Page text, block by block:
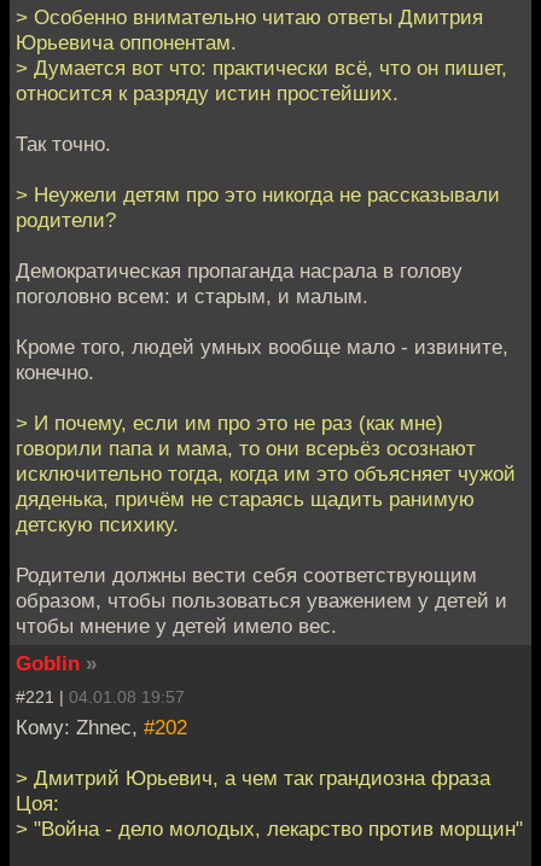
> Особенно внимательно читаю ответы Дмитрия
Юрьевича оппонентам.
> Думается вот что: практически всё, что он пишет,
относится к разряду истин простейших.
Так точно.
> Неужели детям про это никогда не рассказывали
родители?
Демократическая пропаганда насрала в голову
поголовно всем: и старым, и малым.
Кроме того, людей умных вообще мало - извините,
конечно.
> И почему, если им про это не раз (как мне)
говорили папа и мама, то они всерьёз осознают
исключительно тогда, когда им это объясняет чужой
дяденька, причём не стараясь щадить ранимую
детскую психику.
Родители должны вести себя соответствующим
образом, чтобы пользоваться уважением у детей и
чтобы мнение у детей имело вес.
Goblin »
#221 | 04.01.08 19:57
Кому: Zhnec, #202
> Дмитрий Юрьевич, а чем так грандиозна фраза
Цоя:
> "Война - дело молодых, лекарство против морщин"